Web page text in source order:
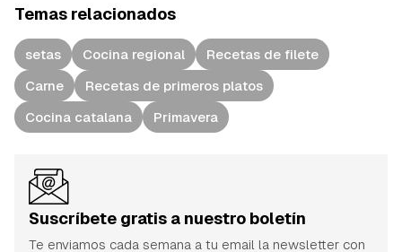
Temas relacionados
setas Cocina regional
Recetas de filete
Carne
Recetas de primeros platos
Cocina catalana
Primavera
Suscríbete gratis a nuestro boletín
Te enviamos cada semana a tu email la newsletter con